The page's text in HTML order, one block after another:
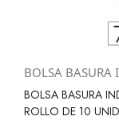
BOLSA BASURA
BOLSA BASURA
ROLLO DE 10